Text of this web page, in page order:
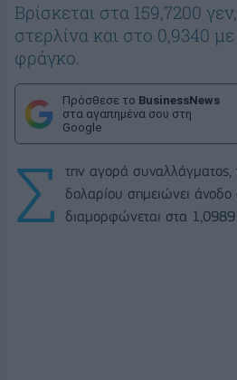
Βρίσκεται στα 159,7200
στερλίνα και στο 0,9340
φράγκο.
Πρόσθεσε το BusinessNews
στα αγαπημένα σου στη
Google
Σ
την αγορά συναλλάγματος,
δολαρίου σημειώνει
διαμορφώνεται στα 1,0989